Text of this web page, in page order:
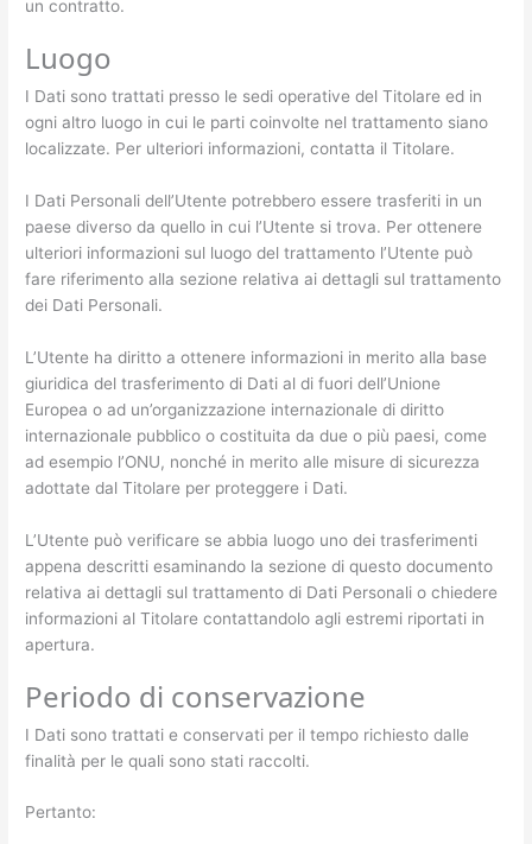
un contratto.
Luogo
I Dati sono trattati presso le sedi operative del Titolare ed in
ogni altro luogo in cui le parti coinvolte nel trattamento siano
localizzate. Per ulteriori informazioni, contatta il Titolare.
I Dati Personali dell’Utente potrebbero essere trasferiti in un
paese diverso da quello in cui l’Utente si trova. Per ottenere
ulteriori informazioni sul luogo del trattamento l’Utente può
fare riferimento alla sezione relativa ai dettagli sul trattamento
dei Dati Personali.
L’Utente ha diritto a ottenere informazioni in merito alla base
giuridica del trasferimento di Dati al di fuori dell’Unione
Europea o ad un’organizzazione internazionale di diritto
internazionale pubblico o costituita da due o più paesi, come
ad esempio l’ONU, nonché in merito alle misure di sicurezza
adottate dal Titolare per proteggere i Dati.
L’Utente può verificare se abbia luogo uno dei trasferimenti
appena descritti esaminando la sezione di questo documento
relativa ai dettagli sul trattamento di Dati Personali o chiedere
informazioni al Titolare contattandolo agli estremi riportati in
apertura.
Periodo di conservazione
I Dati sono trattati e conservati per il tempo richiesto dalle
finalità per le quali sono stati raccolti.
Pertanto: